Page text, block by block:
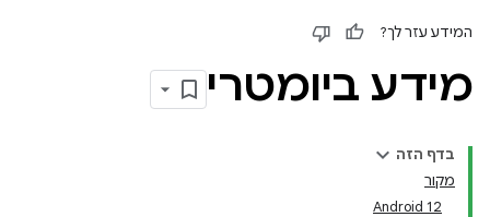
המידע עזר לך?
מידע ביומטרי
בדף הזה
מקור
12 ‏Android